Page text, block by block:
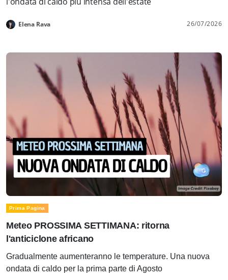
Elena Rava 26/07/2026
Prima Pagina
Meteo PROSSIMA SETTIMANA: ritorna
l'anticiclone africano
Gradualmente aumenteranno le temperature. Una nuova
ondata di caldo per la prima parte di Agosto